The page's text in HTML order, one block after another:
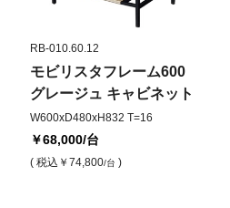
RB-010.60.12
モビリスタフレーム600
グレージュ キャビネット
W600xD480xH832 T=16
￥68,000/台
( 税込 ￥74,800/台 )